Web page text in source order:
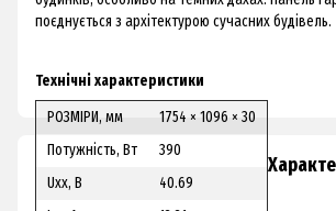
поєднується з архітектурою сучасних будівель.
Технічні характеристики
РОЗМІРИ, мм
1754 × 1096 × 30
Потужність, Вт
390
Uxx, В
40.69